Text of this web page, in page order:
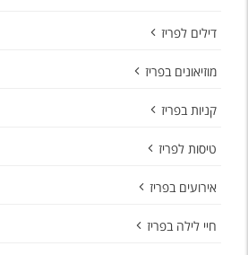
דילים לפריז
מוזיאונים בפריז
קניות בפריז
טיסות לפריז
אירועים בפריז
חיי לילה בפריז